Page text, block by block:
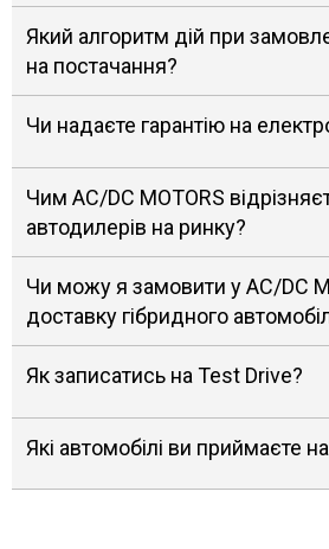
Який алгоритм дій при
на постачання?
Чи надаєте гарантію на
Чим AC/DC MOTORS
автодилерів на ринку?
Чи можу я замовити у AC/DC
доставку гібридного
Як записатись на Test Drive?
Які автомобілі ви приймаєте